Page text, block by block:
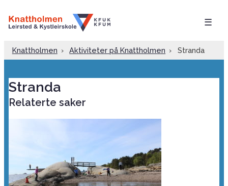
☰
Knattholmen › Aktiviteter på Knattholmen › Stranda
Stranda
Relaterte saker